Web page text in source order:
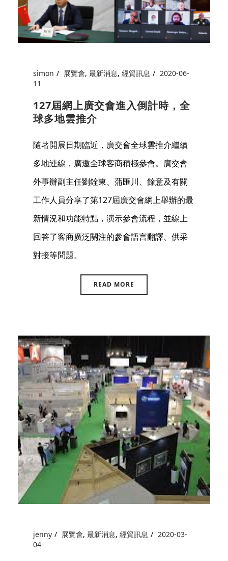
simon 展覽會, 最新消息, 經貿訊息
2020-06-
11
127屆網上廣交會進入倒計時，全
球多地雲推介
隨著開展日期臨近，廣交會全球雲推介繼續
多地連線，廣邀全球客商積極參會。廣交會
外事辦副主任劉銓東、蒲匯川、餘意及有關
工作人員分享了第127屆廣交會網上舉辦的最
新情況和功能特點，演示參會流程，並線上
回答了客商廣泛關注的參會語言翻譯、供采
對接等問題。
READ MORE
jenny 展覽會, 最新消息, 經貿訊息
2020-03-
04